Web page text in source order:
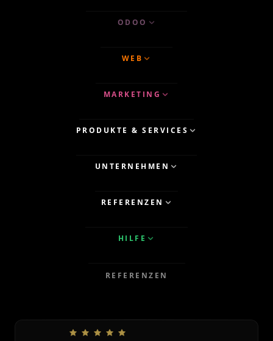
ODOO
WEB
MARKETING
PRODUKTE & SERVICES
UNTERNEHMEN
REFERENZEN
HILFE
REFERENZEN